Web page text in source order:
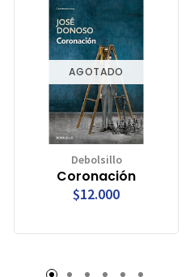
AGOTADO
Debolsillo
Coronación
$12.000